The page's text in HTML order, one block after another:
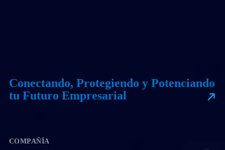
Conectando, Protegiendo y Potenciando
tu Futuro Empresarial
COMPAÑÍA